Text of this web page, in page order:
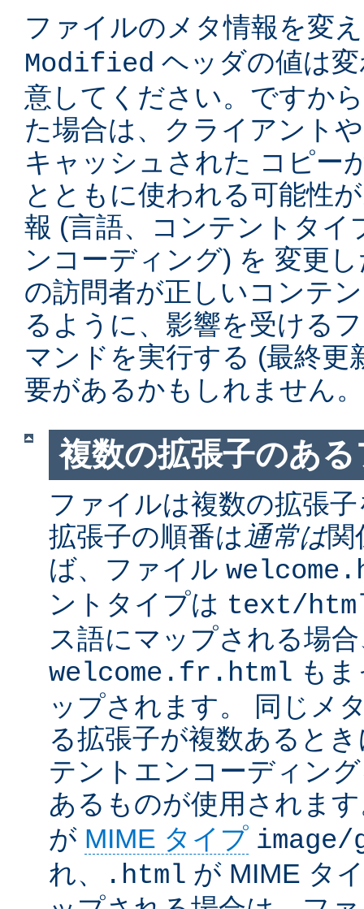
ファイルのメタ情報を変
Modified ヘッダの値は
意してください。ですか
た場合は、クライアント
キャッシュされた コピー
とともに使われる可能性
報 (言語、コンテントタイ
ンコーディング) を 変更
の訪問者が正しいコンテ
るように、影響を受ける
マンドを実行する (最終更
要があるかもしれません。
複数の拡張子のあ
ファイルは複数の拡張
拡張子の順番は 通常は関
ば、ファイル
ントタイプは text/
ス語にマップされる場
welcome.fr.html も
ップされます。 同じメ
る拡張子が複数あると
テントエンコーディン
あるものが使用されま
が MIME タイプ
れ、
.html が MIME タ